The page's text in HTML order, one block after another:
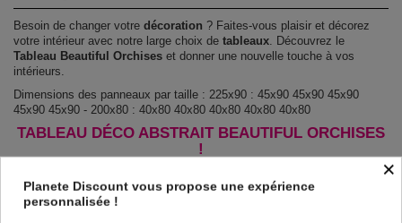
Besoin de changer votre décoration ? Faites-vous plaisir et décorez
votre intérieur avec notre large choix de tableaux. Découvrez le
Tableau Beautiful Orchises et donner une nouvelle touche à vos
intérieurs.
Dimensions des panneaux par taille : 225x90 : 45x90 45x90 45x90
45x90 45x90 - 200x80 : 40x80 40x80 40x80 40x80 40x80
TABLEAU DÉCO ABSTRAIT BEAUTIFUL ORCHISES
!
spécial et de haute qualité qui reflète parfaitement les couleurs avec
des détails parfaitement reproduits. Grâce à une impression sur tous les
×
Planete Discount vous propose une expérience
personnalisée !